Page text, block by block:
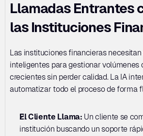
Llamadas Entrantes
las Instituciones
Las instituciones financieras
inteligentes para gestionar volúmenes
crecientes sin perder calidad. La IA
automatizar todo el proceso de forma
El Cliente Llama: Un cliente se
institución buscando un soporte